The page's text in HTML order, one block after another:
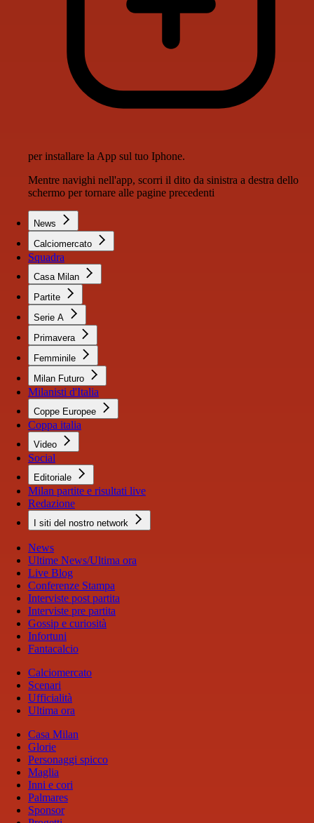
per installare la App sul tuo Iphone.
Mentre navighi nell'app, scorri il dito da sinistra a destra dello
schermo per tornare alle pagine precedenti
News
Calciomercato
Squadra
Casa Milan
Partite
Serie A
Primavera
Femminile
Milan Futuro
Milanisti d'Italia
Coppe Europee
Coppa italia
Video
Social
Editoriale
Milan partite e risultati live
Redazione
I siti del nostro network
News
Ultime News/Ultima ora
Live Blog
Conferenze Stampa
Interviste post partita
Interviste pre partita
Gossip e curiosità
Infortuni
Fantacalcio
Calciomercato
Scenari
Ufficialità
Ultima ora
Casa Milan
Glorie
Personaggi spicco
Maglia
Inni e cori
Palmares
Sponsor